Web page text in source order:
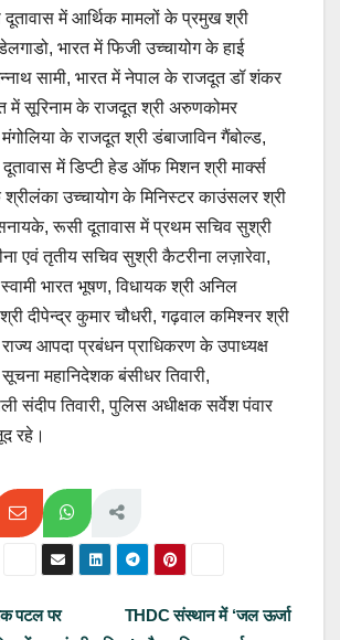
में आर्थिक मामलों के प्रमुख श्री
भारत में फिजी उच्चायोग के हाई
सामी, भारत में नेपाल के राजदूत डॉ शंकर
में सूरिनाम के राजदूत श्री अरुणकोमर
मंगोलिया के राजदूत श्री डंबाजाविन गैंबोल्ड,
दूतावास में डिप्टी हेड ऑफ मिशन श्री मार्क्स
श्रीलंका उच्चायोग के मिनिस्टर काउंसलर श्री
रूसी दूतावास में प्रथम सचिव सुश्री
एवं तृतीय सचिव सुश्री कैटरीना लज़ारेवा,
भारत भूषण, विधायक श्री अनिल
दीपेन्द्र कुमार चौधरी, गढ़वाल कमिश्नर श्री
आपदा प्रबंधन प्राधिकरण के उपाध्यक्ष
महानिदेशक बंसीधर तिवारी,
संदीप तिवारी, पुलिस अधीक्षक सर्वेश पंवार
रहे।
THDC संस्थान में ‘जल ऊर्जा
पटल पर